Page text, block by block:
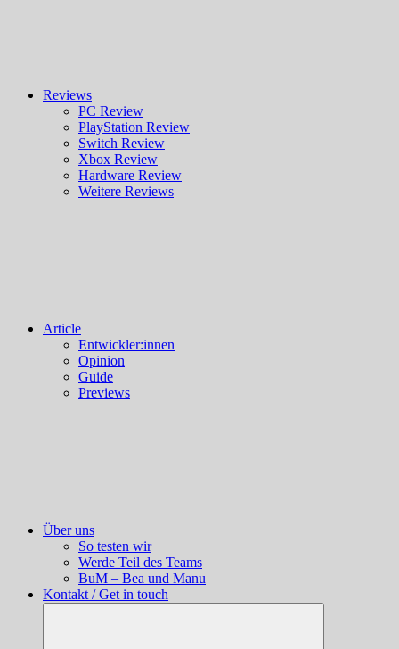
Reviews
PC Review
PlayStation Review
Switch Review
Xbox Review
Hardware Review
Weitere Reviews
Article
Entwickler:innen
Opinion
Guide
Previews
Über uns
So testen wir
Werde Teil des Teams
BuM – Bea und Manu
Kontakt / Get in touch